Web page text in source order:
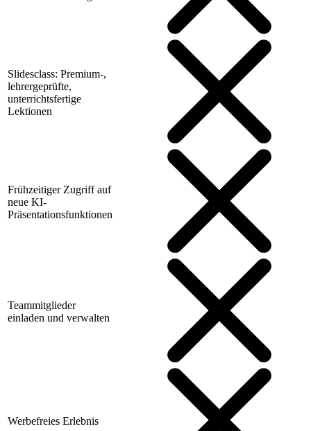
Slidesclass: Premium-,
lehrergeprüfte,
unterrichtsfertige
Lektionen
Frühzeitiger Zugriff auf
neue KI-
Präsentationsfunktionen
Teammitglieder
einladen und verwalten
Werbefreies Erlebnis